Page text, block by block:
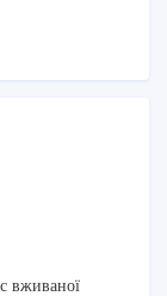
вживаної